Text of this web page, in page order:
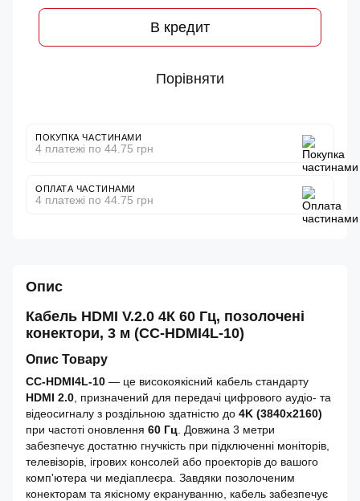
В кредит
Порівняти
ПОКУПКА ЧАСТИНАМИ
4 платежі по 44.75 грн
ОПЛАТА ЧАСТИНАМИ
4 платежі по 44.75 грн
Опис
Кабель HDMI V.2.0 4К 60 Гц, позолочені
конектори, 3 м (CC-HDMI4L-10)
Опис Товару
CC-HDMI4L-10 — це високоякісний кабель стандарту
HDMI 2.0 , призначений для передачі цифрового аудіо- та
відеосигналу з роздільною здатністю до 4K (3840x2160)
при частоті оновлення 60 Гц . Довжина 3 метри
забезпечує достатню гнучкість при підключенні моніторів,
телевізорів, ігрових консолей або проекторів до вашого
комп'ютера чи медіаплеєра. Завдяки позолоченим
конекторам та якісному екрануванню, кабель забезпечує